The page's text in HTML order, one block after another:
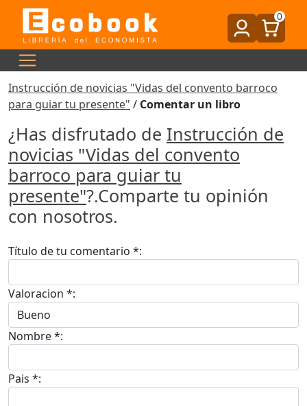
0
Instrucción de novicias "Vidas del convento barroco
para guiar tu presente" / Comentar un libro
¿Has disfrutado de Instrucción de
novicias "Vidas del convento
barroco para guiar tu
presente"?.Comparte tu opinión
con nosotros.
Título de tu comentario *:
Valoracion *:
Nombre *:
Pais *: